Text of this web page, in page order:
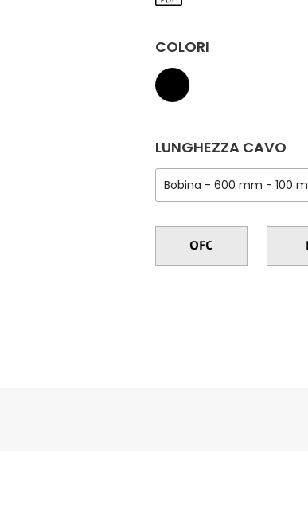
COLORI
LUNGHEZZA CAVO